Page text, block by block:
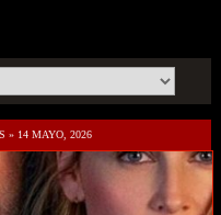
» 14 MAYO, 2026